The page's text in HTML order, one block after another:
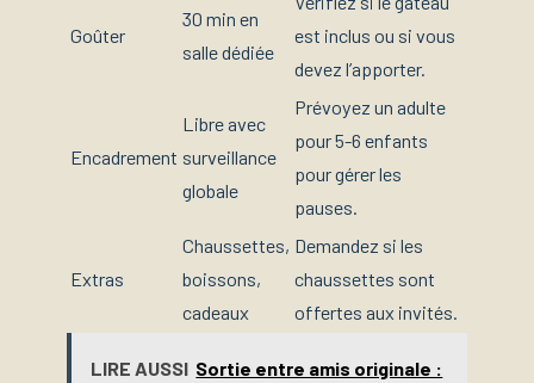
Goûter
30 min en
salle dédiée
est inclus ou si vous
devez l’apporter.
Encadrement
Libre avec
surveillance
globale
Prévoyez un adulte
pour 5-6 enfants
pour gérer les
pauses.
Extras
Chaussettes,
boissons,
cadeaux
Demandez si les
chaussettes sont
offertes aux invités.
LIRE AUSSI Sortie entre amis originale :